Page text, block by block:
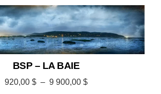
BSP – LA BAIE
920,00 $ – 9 900,00 $